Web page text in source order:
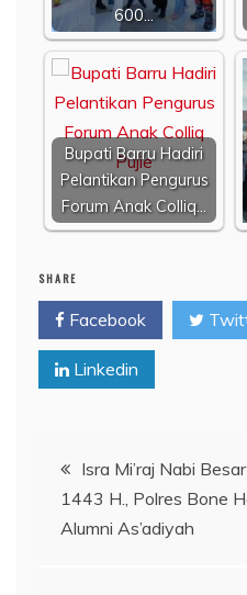
600…
Bupati Barru Hadiri
Pelantikan Pengurus
Forum Anak Colliq…
SHARE
Facebook
Linkedin
Navigasi
pos
Isra Mi’raj Nabi
1443 H., Polres Bone
Alumni As’adiyah